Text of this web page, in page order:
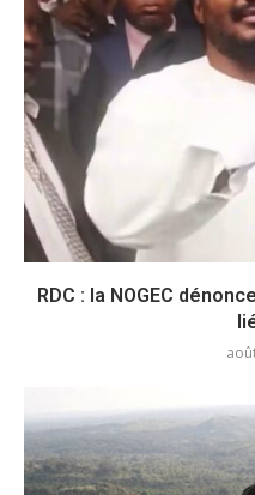
RDC : la NOGEC